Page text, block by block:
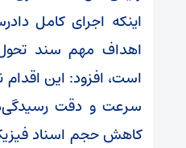
اینکه اجرای کامل
اهداف مهم سند تحول
است، افزود: این
سرعت و دقت
کاهش حجم اسناد